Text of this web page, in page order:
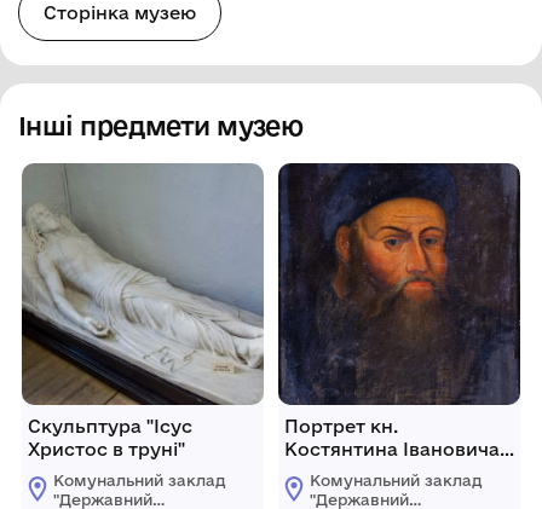
Сторінка музею
Інші предмети музею
Скульптура "Ісус
Христос в труні"
Комунальний заклад
"Державний
Портрет кн.
Костянтина Івановича
Острозького
Комунальний заклад
"Державний